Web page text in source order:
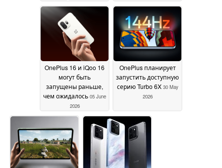
OnePlus 16 и iQoo 16
могут быть
запущены раньше,
чем ожидалось 05 June
2026
OnePlus планирует
запустить доступную
серию Turbo 6X 30 May
2026